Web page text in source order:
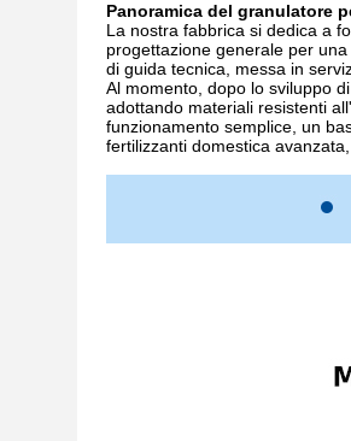
Panoramica del granulatore
La nostra fabbrica si dedica a
progettazione generale per
di guida tecnica, messa in
Al momento, dopo lo sviluppo
adottando materiali resistenti
funzionamento semplice, un
fertilizzanti domestica